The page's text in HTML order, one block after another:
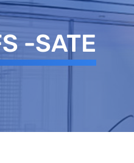
-SATE